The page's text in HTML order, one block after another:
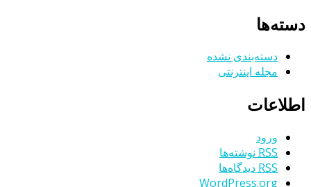
دسته‌ها
دسته‌بندی نشده
مجله اینترنتی
اطلاعات
ورود
RSS نوشته‌ها
RSS دیدگاه‌ها
WordPress.org